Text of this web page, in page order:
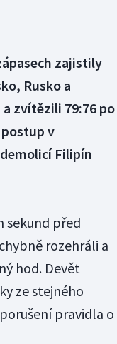
zajistily
Rusko a
zvítězili 79:76 po
v
Filipín
sekund před
rozehráli a
hod. Devět
ze stejného
pravidla o